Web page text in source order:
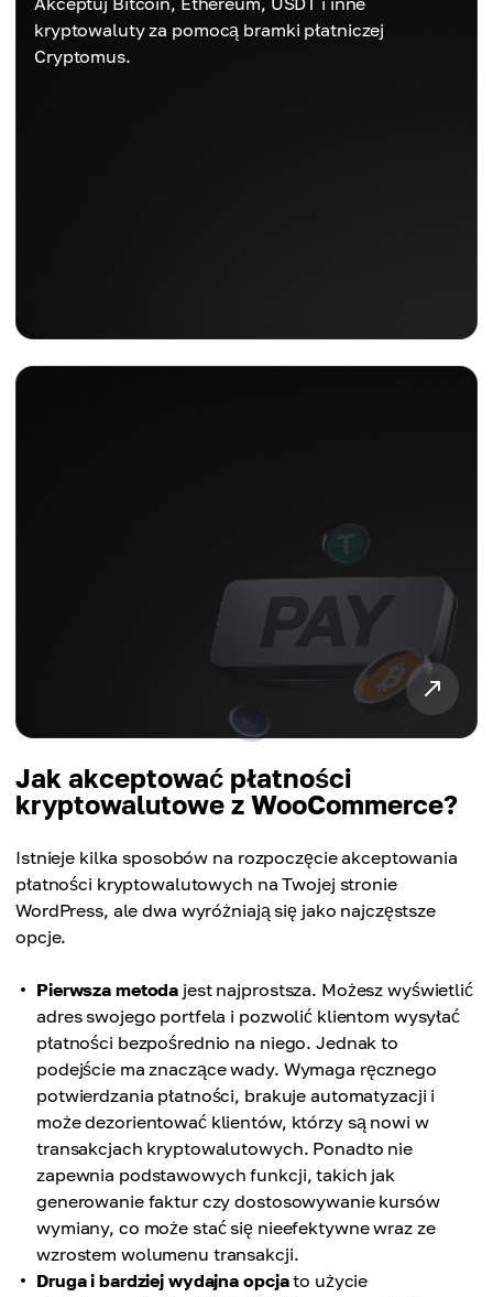
kryptowaluty za pomocą bramki płatniczej
Cryptomus.
Jak akceptować płatności
kryptowalutowe z WooCommerce?
Istnieje kilka sposobów na rozpoczęcie akceptowania
płatności kryptowalutowych na Twojej stronie
WordPress, ale dwa wyróżniają się jako najczęstsze
opcje.
Pierwsza metoda jest najprostsza. Możesz wyświetlić
adres swojego portfela i pozwolić klientom wysyłać
płatności bezpośrednio na niego. Jednak to
podejście ma znaczące wady. Wymaga ręcznego
potwierdzania płatności, brakuje automatyzacji i
może dezorientować klientów, którzy są nowi w
transakcjach kryptowalutowych. Ponadto nie
zapewnia podstawowych funkcji, takich jak
generowanie faktur czy dostosowywanie kursów
wymiany, co może stać się nieefektywne wraz ze
wzrostem wolumenu transakcji.
Druga i bardziej wydajna opcjato użycie